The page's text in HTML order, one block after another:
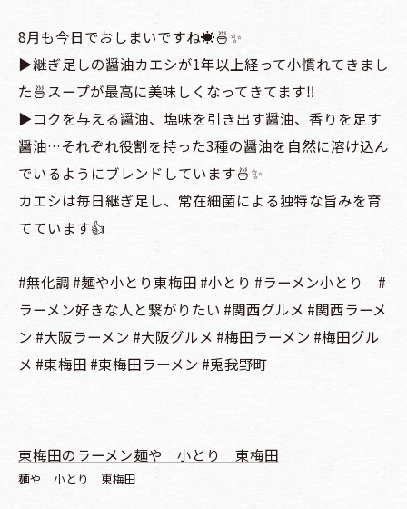
8月も今日でおしまいですね☀️🍜✨
▶️継ぎ足しの醤油カエシが1年以上経って小慣れてきまし
た🍜スープが最高に美味しくなってきてます‼️
▶️コクを与える醤油、塩味を引き出す醤油、香りを足す
醤油…それぞれ役割を持った3種の醤油を自然に溶け込ん
でいるようにブレンドしています🍜✨
カエシは毎日継ぎ足し、常在細菌による独特な旨みを育
てています👍
#無化調 #麺や小とり東梅田 #小とり #ラーメン小とり #
ラーメン好きな人と繋がりたい #関西グルメ #関西ラーメ
ン #大阪ラーメン #大阪グルメ #梅田ラーメン #梅田グル
メ #東梅田 #東梅田ラーメン #兎我野町
東梅田のラーメン麺や 小とり 東梅田
麺や 小とり 東梅田